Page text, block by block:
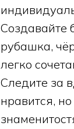
Создавайте
рубашка,
легко
Следите за
нравится,